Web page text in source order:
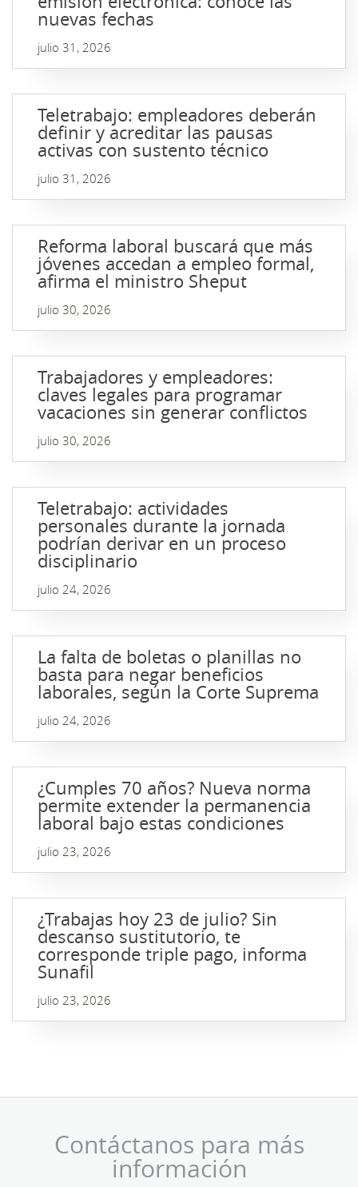
nuevas fechas
julio 31, 2026
Teletrabajo: empleadores deberán
definir y acreditar las pausas
activas con sustento técnico
julio 31, 2026
Reforma laboral buscará que más
jóvenes accedan a empleo formal,
afirma el ministro Sheput
julio 30, 2026
Trabajadores y empleadores:
claves legales para programar
vacaciones sin generar conflictos
julio 30, 2026
Teletrabajo: actividades
personales durante la jornada
podrían derivar en un proceso
disciplinario
julio 24, 2026
La falta de boletas o planillas no
basta para negar beneficios
laborales, según la Corte Suprema
julio 24, 2026
¿Cumples 70 años? Nueva norma
permite extender la permanencia
laboral bajo estas condiciones
julio 23, 2026
¿Trabajas hoy 23 de julio? Sin
descanso sustitutorio, te
corresponde triple pago, informa
Sunafil
julio 23, 2026
Contáctanos para más
información